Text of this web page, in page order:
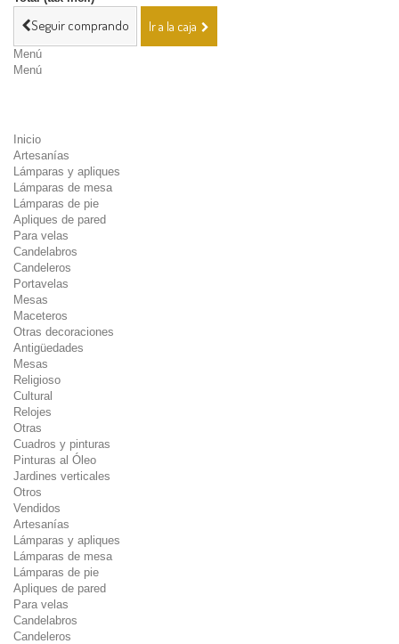
Seguir comprando Ir a la caja
Menú
Menú
Inicio
Artesanías
Lámparas y apliques
Lámparas de mesa
Lámparas de pie
Apliques de pared
Para velas
Candelabros
Candeleros
Portavelas
Mesas
Maceteros
Otras decoraciones
Antigüedades
Mesas
Religioso
Cultural
Relojes
Otras
Cuadros y pinturas
Pinturas al Óleo
Jardines verticales
Otros
Vendidos
Artesanías
Lámparas y apliques
Lámparas de mesa
Lámparas de pie
Apliques de pared
Para velas
Candelabros
Candeleros